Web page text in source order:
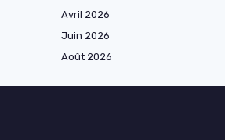
Avril 2026
Juin 2026
Août 2026